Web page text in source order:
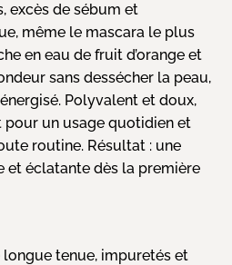
excès de sébum et
même le mascara le plus
en eau de fruit d’orange et
sans dessécher la peau,
Polyvalent et doux,
un usage quotidien et
routine. Résultat : une
et éclatante dès la première
tenue, impuretés et